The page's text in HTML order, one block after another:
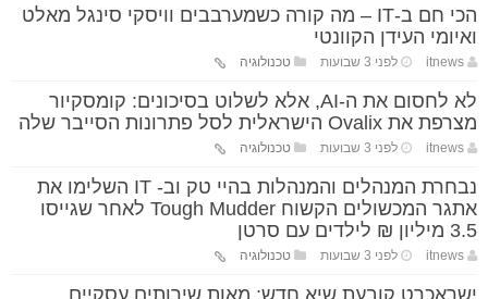
הכי חם ב-IT – מה קורה כשמערבבים וויסקי סינגל מאלט
ואיומי העידן הקוונטי
itnews לפני 3 שבועות טכנולוגיה
לא לחסום את ה-AI, אלא לשלוט בסיכונים: קומסקיור
מצרפת את Ovalix הישראלית לסל פתרונות הסייבר שלה
itnews לפני 3 שבועות טכנולוגיה
נבחרת המנהלים והמנהלות בהיי טק וב- IT השלימו את
אתגר המכשולים הקשוח Tough Mudder לאחר שגייסו
3.5 מיליון ₪ לילדים עם סרטן
itnews לפני 3 שבועות טכנולוגיה